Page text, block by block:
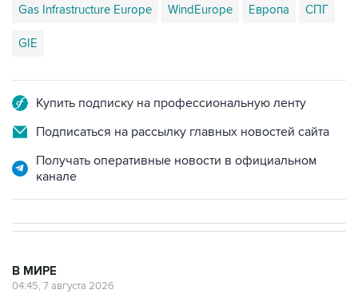
Gas Infrastructure Europe WindEurope Европа СПГ
GIE
Купить подписку на профессиональную ленту
Подписаться на рассылку главных новостей сайта
Получать оперативные новости в официальном
канале
В МИРЕ
04:45, 7 августа 2026